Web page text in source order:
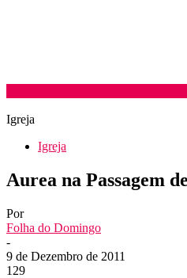
Igreja
Igreja
Aurea na Passagem
Por
Folha do Domingo
-
9 de Dezembro de 2011
129